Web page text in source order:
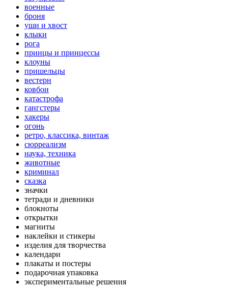
военные
броня
уши и хвост
клыки
рога
принцы и принцессы
клоуны
пришельцы
вестерн
ковбои
катастрофа
гангстеры
хакеры
огонь
ретро, классика, винтаж
сюрреализм
наука, техника
животные
криминал
сказка
значки
тетради и дневники
блокноты
открытки
магниты
наклейки и стикеры
изделия для творчества
календари
плакаты и постеры
подарочная упаковка
экспериментальные решения